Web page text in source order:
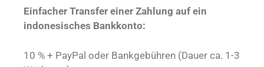
Einfacher Transfer einer Zahlung auf ein
indonesisches Bankkonto:
10 % + PayPal oder Bankgebühren (Dauer ca. 1-3